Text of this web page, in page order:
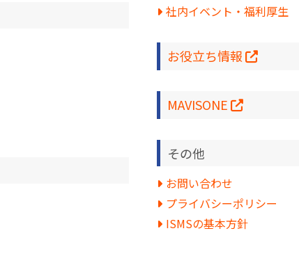
社内イベント・福利厚生
お役立ち情報
MAVISONE
その他
お問い合わせ
プライバシーポリシー
ISMSの基本方針